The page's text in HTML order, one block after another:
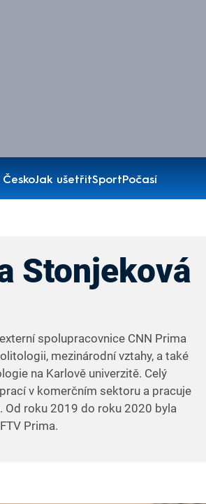
Jak ušetřitSportPočasí
Stonjeková
spolupracovnice CNN Prima
mezinárodní vztahy, a také
na Karlově univerzitě. Celý
v komerčním sektoru a pracuje
Od roku 2019 do roku 2020 byla
Prima.